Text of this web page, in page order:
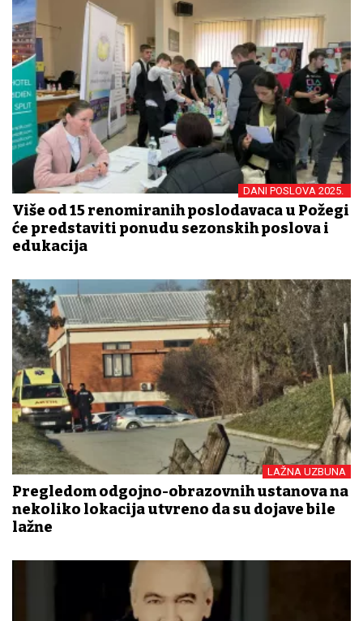
DANI POSLOVA 2025.
Više od 15 renomiranih poslodavaca u Požegi
će predstaviti ponudu sezonskih poslova i
edukacija
LAŽNA UZBUNA
Pregledom odgojno-obrazovnih ustanova na
nekoliko lokacija utvrđeno da su dojave bile
lažne